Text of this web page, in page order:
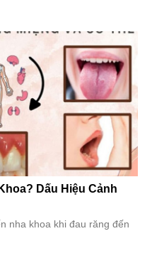
Dấu Hiệu Cảnh
nha khoa khi đau răng đến